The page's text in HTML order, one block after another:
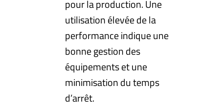
pour la production. Une
utilisation élevée de la
performance indique une
bonne gestion des
équipements et une
minimisation du temps
d’arrêt.